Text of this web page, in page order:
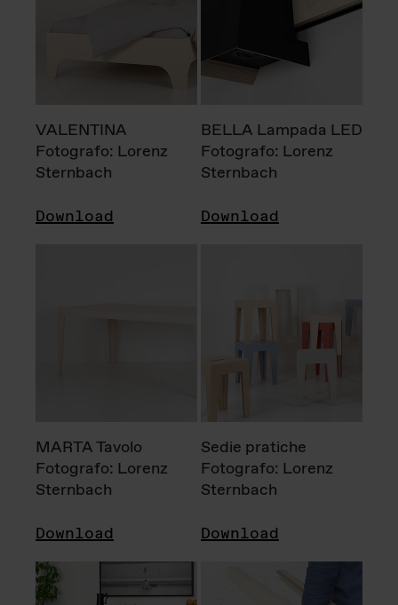
VALENTINA
Fotografo: Lorenz
Sternbach
Download
BELLA Lampada LED
Fotografo: Lorenz
Sternbach
Download
MARTA Tavolo
Fotografo: Lorenz
Sternbach
Download
Sedie pratiche
Fotografo: Lorenz
Sternbach
Download